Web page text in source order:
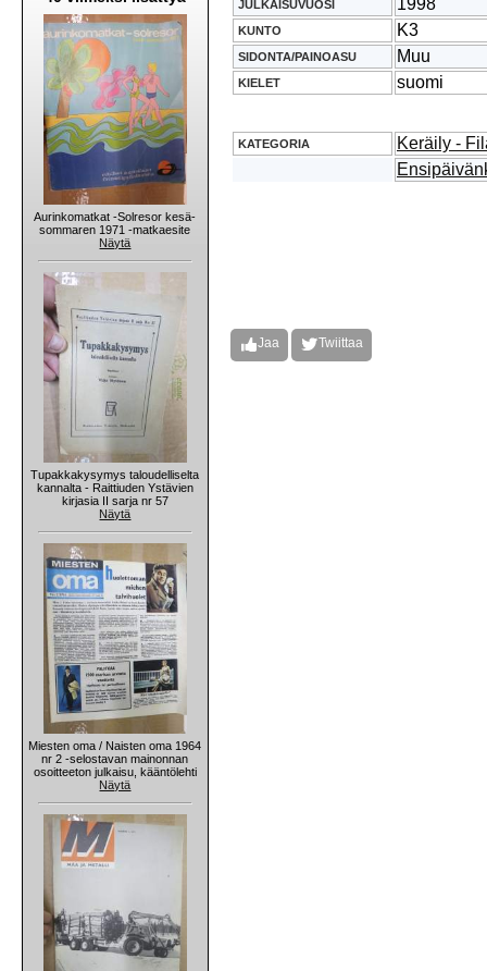
Aurinkomatkat -Solresor kesä-
sommaren 1971 -matkaesite
Näytä
Tupakkakysymys taloudelliselta
kannalta - Raittiuden Ystävien
kirjasia II sarja nr 57
Näytä
Miesten oma / Naisten oma 1964
nr 2 -selostavan mainonnan
osoitteeton julkaisu, kääntölehti
Näytä
JULKAISUVUOSI 1998
KUNTO K3
SIDONTA/PAINOASU Muu
KIELET suomi
KATEGORIA
Keräily -
Jaa Twiittaa